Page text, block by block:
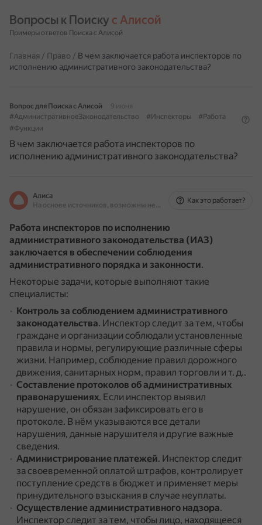
Вопросы к Поиску с Алисой
Примеры ответов Поиска с Алисой
Главная / Право / В чем заключается работа инспекторов по
исполнению административного законодательства?
Вопрос для Поиска с Алисой
9 июня
#АдминистративноеЗаконодательство
#Инспекторы
#Работа
#Функции
В чем заключается работа инспекторов по
исполнению административного законодательства?
Алиса
На основе источников, возможны неточности
Как это работает?
Работа инспекторов по исполнению
административного законодательства (ИАЗ)
заключается в обеспечении соблюдения
административного порядка и законности.
Некоторые задачи, которые выполняют такие
специалисты:
Контроль за соблюдением административного
законодательства. Инспектор следит за тем, чтобы
граждане и организации соблюдали установленные
правила и нормы, регулирующие различные сферы
жизни. Например, соблюдение правил дорожного
движения, санитарных норм, правил торговли и т. д..
Составление протоколов об административных
правонарушениях. Если инспектор выявил
нарушение, он обязан зафиксировать его в
протоколе. В нём указываются все детали
нарушения, данные нарушителя и другие важные
сведения.
Администрирование платежей. Инспектор следит
за своевременной оплатой штрафов, контролирует
поступление средств в бюджет и применяет меры
принудительного взыскания в случае неуплаты.
Осуществление административного надзора.
Инспектор следит за тем, чтобы лицо, находящееся